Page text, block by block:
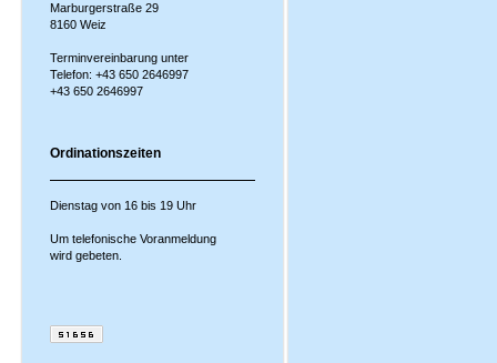
Marburgerstraße 29
8160 Weiz
Terminvereinbarung unter
Telefon: +43 650 2646997
+43 650 2646997
Ordinationszeiten
Dienstag von 16 bis 19 Uhr
Um telefonische Voranmeldung
wird gebeten.